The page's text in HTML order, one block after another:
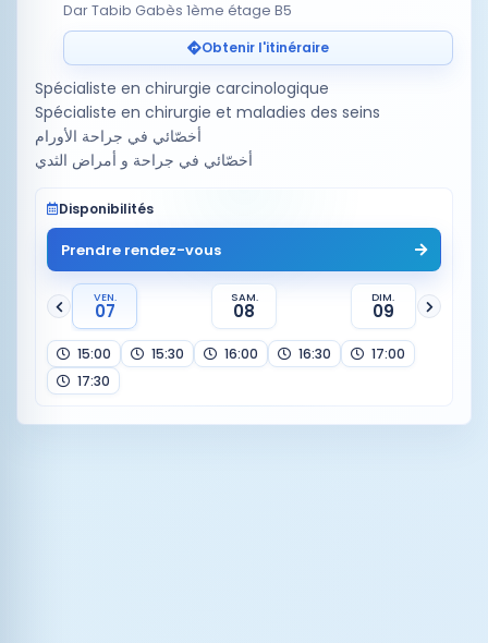
Dar Tabib Gabès 1ème étage B5
Obtenir l'itinéraire
Spécialiste en chirurgie carcinologique
Spécialiste en chirurgie et maladies des seins
أخصّائي في جراحة الأورام
أخصّائي في جراحة و أمراض الثدي
Disponibilités
Prendre rendez-vous
VEN.
07
SAM.
08
DIM.
09
15:00 15:30 16:00 16:30
17:00
17:30